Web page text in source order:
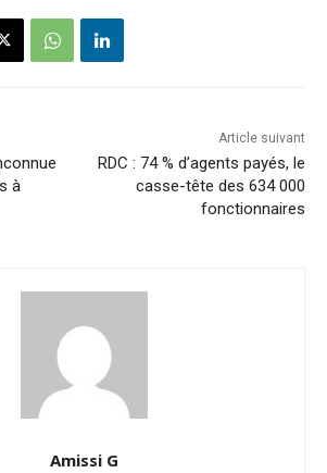
à
Article suivant
RDC : 74 % d’agents payés, le
casse-tête des 634 000
fonctionnaires
Amissi G